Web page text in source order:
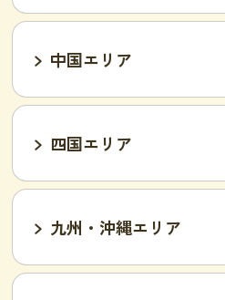
池袋西口店
吉祥寺駅前店
小岩駅前店
小山店
湘南藤沢店 新横浜菊名店
富山インター店
甲府中央店
岐阜可児店
明石駅前店
東加古川店
姫路店
和歌山店
中国エリア
岡山駅前店 岡山東店
四国エリア
九州・沖縄エリア